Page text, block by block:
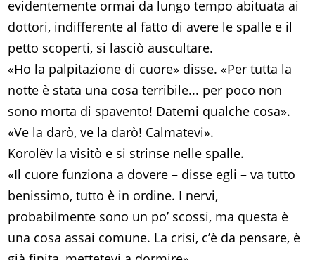
evidentemente ormai da lungo tempo abituata ai
dottori, indifferente al fatto di avere le spalle e il
petto scoperti, si lasciò auscultare.
«Ho la palpitazione di cuore» disse. «Per tutta la
notte è stata una cosa terribile... per poco non
sono morta di spavento! Datemi qualche cosa».
«Ve la darò, ve la darò! Calmatevi».
Korolëv la visitò e si strinse nelle spalle.
«Il cuore funziona a dovere – disse egli – va tutto
benissimo, tutto è in ordine. I nervi,
probabilmente sono un po’ scossi, ma questa è
una cosa assai comune. La crisi, c’è da pensare, è